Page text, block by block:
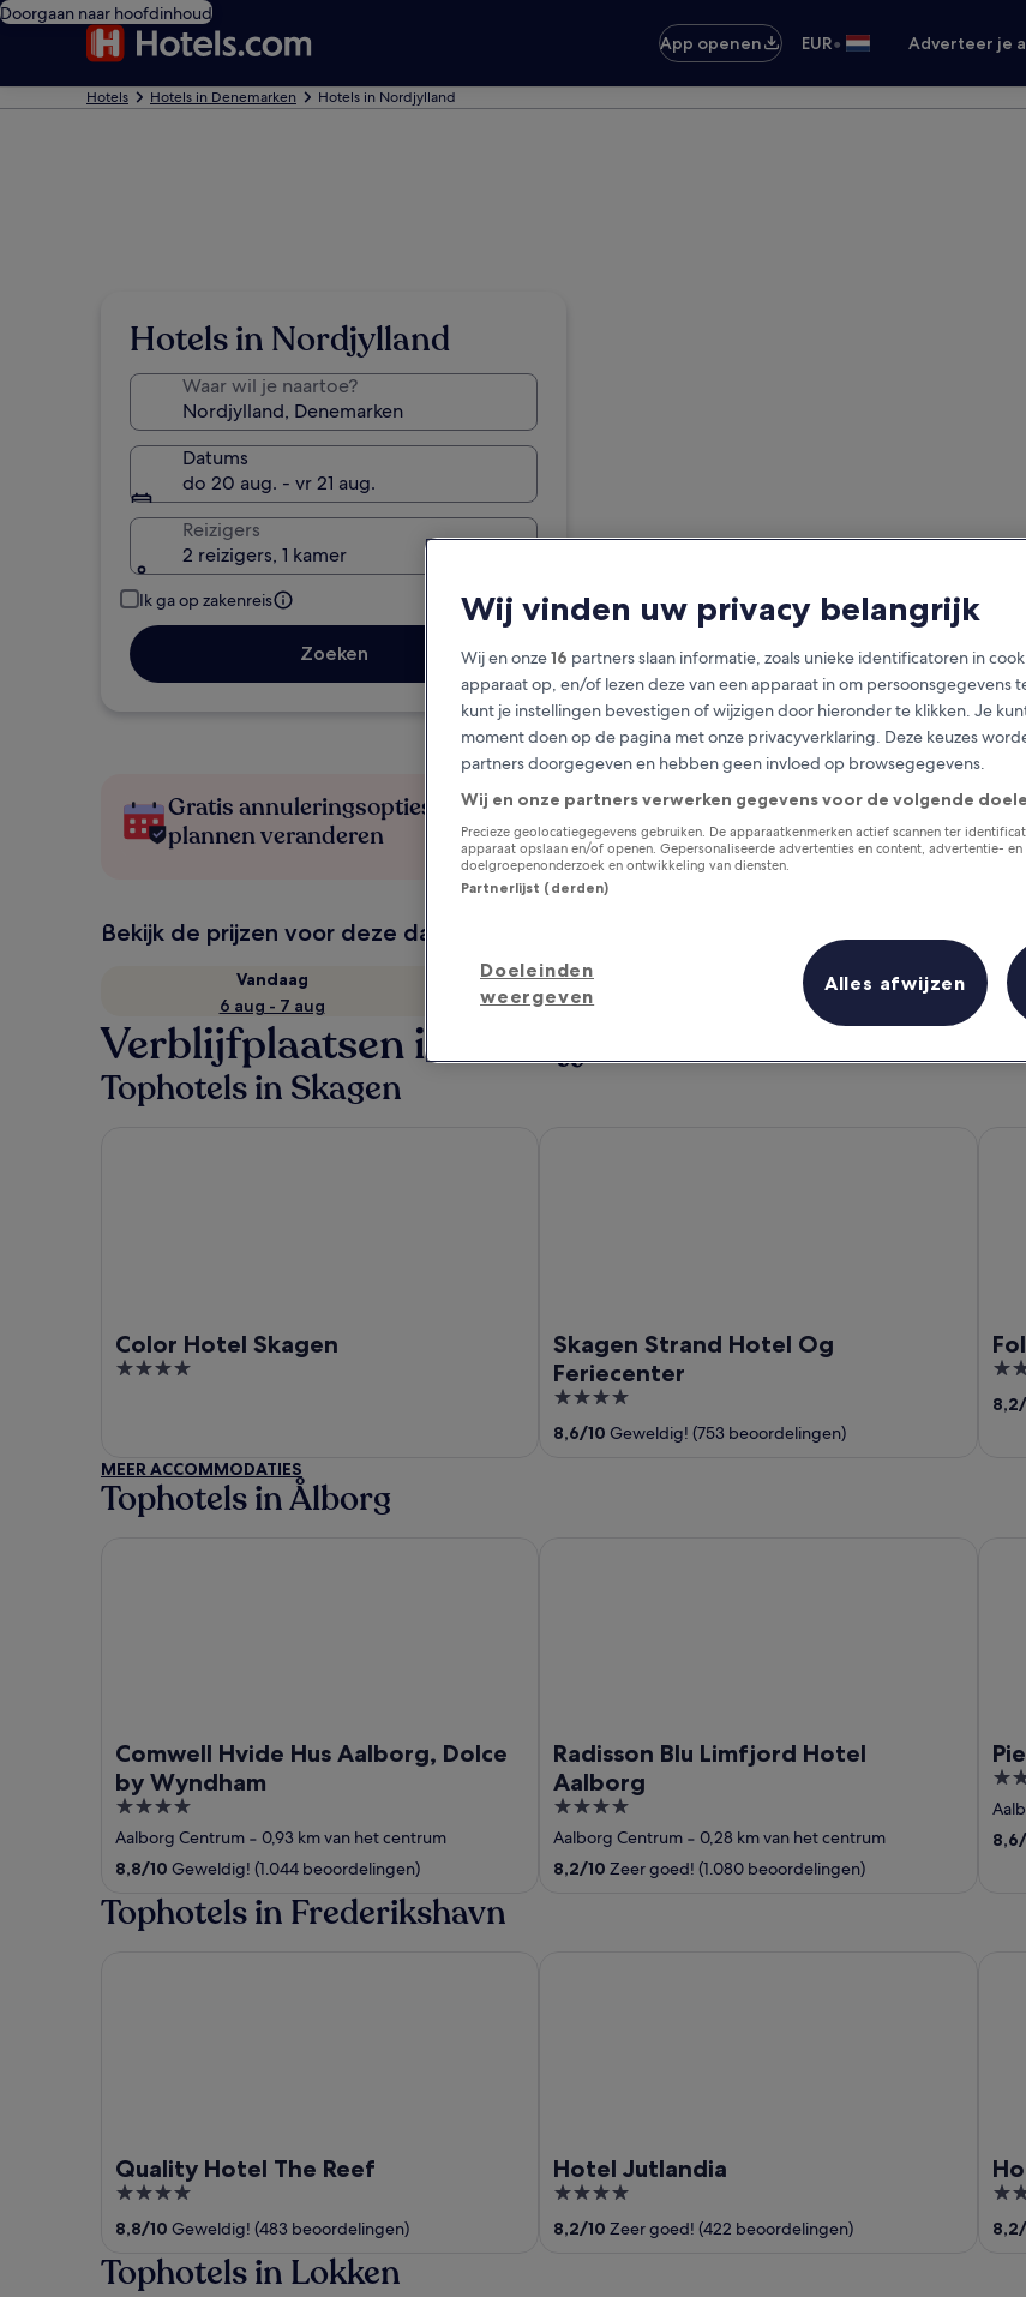
Doorgaan naar hoofdinhoud
App openen
EUR• Adverteer je
Hotels Hotels in Denemarken Hotels in Nordjylland
Hotels in Nordjylland
Waar wil je naartoe?
Datums
do 20 aug. - vr 21 aug.
Reizigers
2 reizigers, 1 kamer
Ik ga op zakenreis
Zoeken
Gratis annuleringsopties als je
plannen veranderen
Verzamel beloningen voor elke
nacht van je verblijf
Bekijk de prijzen voor deze datums
Vandaag
6 aug - 7 aug
7 aug - 8 aug
Dit weekend
7 aug - 9 aug
Verblijfplaatsen in Nordjylland
Tophotels in Skagen
Color Hotel Skagen
4
Skagen Strand Hotel Og
Feriecenter
4
out
of
8,6/10 Geweldig! (753 beoordelingen)
2.5
out
of
8,2/
MEER ACCOMMODATIES
Tophotels in Ålborg
Comwell Hvide Hus Aalborg, Dolce
by Wyndham
4
out
of
Aalborg Centrum ‐ 0,93 km van het centrum
8,8/10 Geweldig! (1.044 beoordelingen)
Radisson Blu Limfjord Hotel
Aalborg
4
out
of
Aalborg Centrum ‐ 0,28 km van het centrum
8,2/10 Zeer goed! (1.080 beoordelingen)
4
out
of
8,6/
Tophotels in Frederikshavn
Quality Hotel The Reef
4
out
of
5
8,8/10 Geweldig! (483 beoordelingen)
Hotel Jutlandia
4
out
of
8,2/10 Zeer goed! (422 beoordelingen)
3
out
of
8,2/
Tophotels in Lokken
Wij vinden uw privacy belangrijk
Wij en onze16 partners slaan informatie, zoals unieke identificatoren in
apparaat op, en/of lezen deze van een apparaat in om persoonsgegevens
kunt je instellingen bevestigen of wijzigen door hieronder te klikken. Je
moment doen op de pagina met onze privacyverklaring. Deze keuzes
partners doorgegeven en hebben geen invloed op browsegegevens.
Wij en onze partners verwerken gegevens voor de volgende
Precieze geolocatiegegevens gebruiken. De apparaatkenmerken actief scannen ter
apparaat opslaan en/of openen. Gepersonaliseerde advertenties en content, advertentie-
doelgroepenonderzoek en ontwikkeling van diensten.
Partnerlijst (derden)
Doeleinden
weergeven
Alles afwijzen